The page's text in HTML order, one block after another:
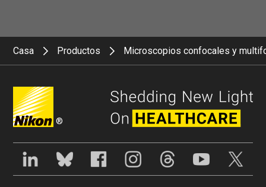
Casa Productos Microscopios confocales y
®